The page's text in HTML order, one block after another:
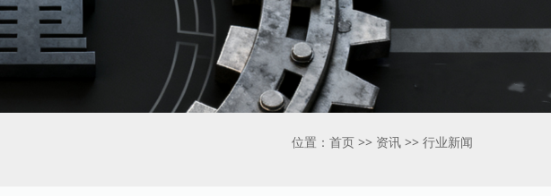
位置： 首页 >> 资讯 >> 行业新闻